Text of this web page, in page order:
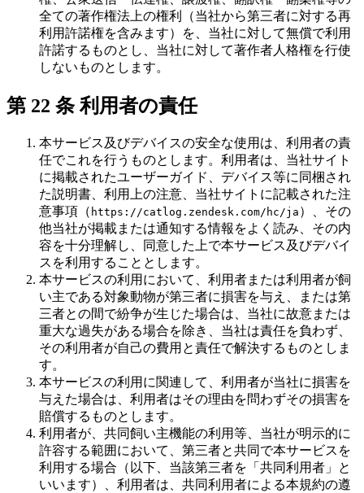
全ての著作権法上の権利（当社から第三者に対する再
利用許諾権を含みます）を、当社に対して無償で利用
許諾するものとし、当社に対して著作者人格権を行使
しないものとします。
第 22 条 利用者の責任
本サービス及びデバイスの安全な使用は、利用者の責
任でこれを行うものとします。利用者は、当社サイト
に掲載されたユーザーガイド、デバイス等に同梱され
た説明書、利用上の注意、当社サイトに記載された注
意事項（ https://catlog.zendesk.com/hc/ja ）、その
他当社が掲載または通知する情報をよく読み、その内
容を十分理解し、同意した上で本サービス及びデバイ
スを利用することとします。
本サービスの利用において、利用者または利用者が飼
い主である対象動物が第三者に損害を与え、または第
三者との間で紛争が生じた場合は、当社に故意または
重大な過失がある場合を除き、当社は責任を負わず、
その利用者が自己の費用と責任で解決するものとしま
す。
本サービスの利用に関連して、利用者が当社に損害を
与えた場合は、利用者はその理由を問わずその損害を
賠償するものとします。
利用者が、共同飼い主機能の利用等、当社が明示的に
許容する範囲において、第三者と共同で本サービスを
利用する場合（以下、当該第三者を「共同利用者」と
いいます）、利用者は、共同利用者による本規約の遵